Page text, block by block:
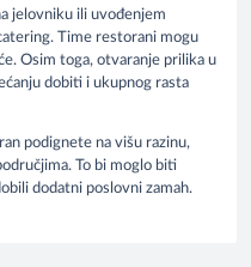
jelovniku ili uvođenjem
Time restorani mogu
Osim toga, otvaranje prilika u
dobiti i ukupnog rasta
podignete na višu razinu,
To bi moglo biti
dodatni poslovni zamah.